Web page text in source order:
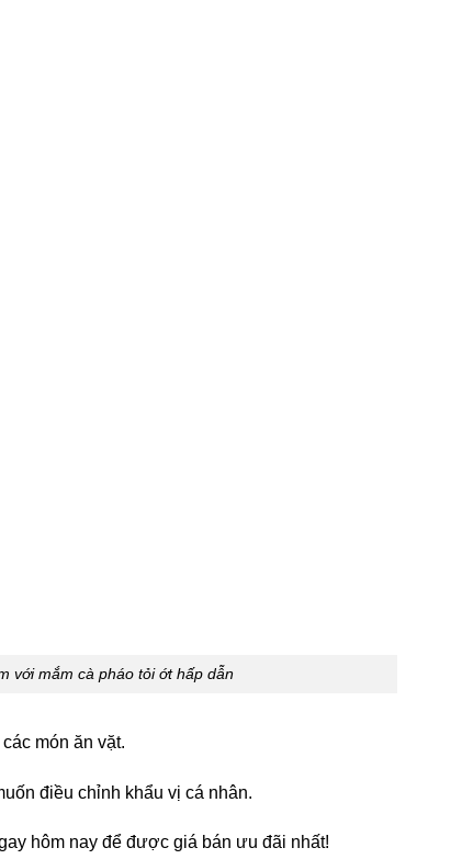
với mắm cà pháo tỏi ớt hấp dẫn
món ăn vặt.
điều chỉnh khẩu vị cá nhân.
hôm nay để được giá bán ưu đãi nhất!